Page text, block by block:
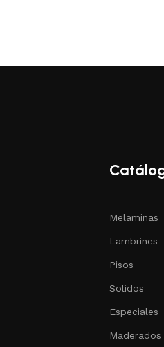
Melaminas
Lambrines
Pisos
Solidos
Especiales
Maderados